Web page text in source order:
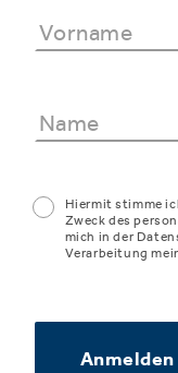
Hiermit stimme
Zweck des
mich in der
Verarbeitung
Anmelden